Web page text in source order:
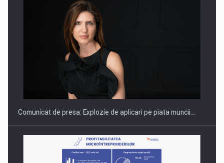
Hard Enduro Piatra Craiului 2026, fueled by benzinariile RO…
Comunicat de presa: Explozie de aplicari pe piata muncii…